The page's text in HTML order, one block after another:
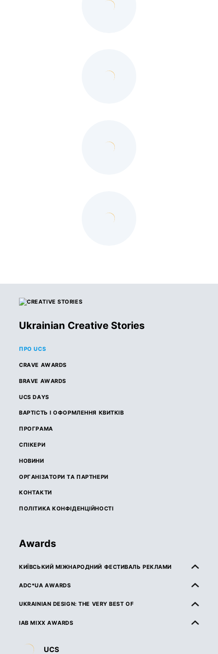
Ukrainian Creative Stories
ПРО UCS
CRAVE AWARDS
BRAVE AWARDS
UCS DAYS
ВАРТІСТЬ І ОФОРМЛЕННЯ КВИТКІВ
ПРОГРАМА
СПІКЕРИ
НОВИНИ
ОРГАНІЗАТОРИ ТА ПАРТНЕРИ
КОНТАКТИ
ПОЛІТИКА КОНФІДЕНЦІЙНОСТІ
Awards
КИЇВСЬКИЙ МІЖНАРОДНИЙ ФЕСТИВАЛЬ РЕКЛАМИ
ПРО КМФР
ДЕДЛАЙНИ ТА ВАРТІСТЬ
ADC*UA AWARDS
ПРО ADC*UA AWARDS
ЖУРІ
UKRAINIAN DESIGN: THE VERY BEST OF
ПРО UKRAINIAN DESIGN: THE VERY BEST OF
КАТЕГОРІЇ
IAB MIXX AWARDS
UCS